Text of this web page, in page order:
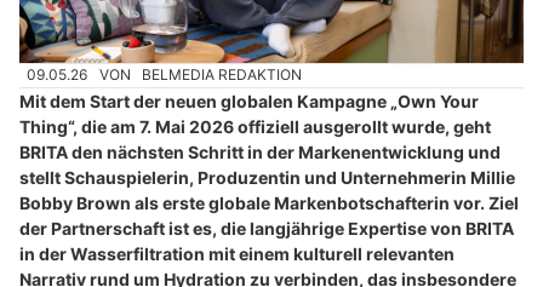
09.05.26 VON BELMEDIA REDAKTION
Mit dem Start der neuen globalen Kampagne „Own Your
Thing“, die am 7. Mai 2026 offiziell ausgerollt wurde, geht
BRITA den nächsten Schritt in der Markenentwicklung und
stellt Schauspielerin, Produzentin und Unternehmerin Millie
Bobby Brown als erste globale Markenbotschafterin vor. Ziel
der Partnerschaft ist es, die langjährige Expertise von BRITA
in der Wasserfiltration mit einem kulturell relevanten
Narrativ rund um Hydration zu verbinden, das insbesondere